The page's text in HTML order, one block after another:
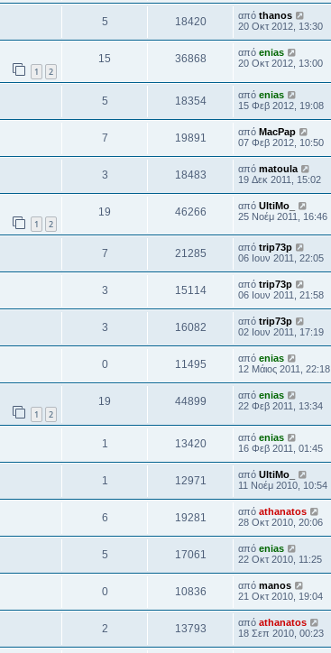
5 18420 από thanos
20 Οκτ 2012, 13:30
1 2
15 36868 από enias
20 Οκτ 2012, 13:00
5 18354 από enias
15 Φεβ 2012, 19:08
7 19891 από MacPap
07 Φεβ 2012, 10:50
3 18483 από matoula
19 Δεκ 2011, 15:02
1 2
19 46266 από UltiMo_
25 Νοέμ 2011, 16:46
7 21285 από trip73p
06 Ιουν 2011, 22:05
3 15114 από trip73p
06 Ιουν 2011, 21:58
3 16082 από trip73p
02 Ιουν 2011, 17:19
0 11495 από enias
12 Μάιος 2011, 22:18
1 2
19 44899 από enias
22 Φεβ 2011, 13:34
1 13420 από enias
16 Φεβ 2011, 01:45
1 12971 από UltiMo_
11 Νοέμ 2010, 10:54
6 19281 από athanatos
28 Οκτ 2010, 20:06
5 17061 από enias
22 Οκτ 2010, 11:25
0 10836 από manos
21 Οκτ 2010, 19:04
2 13793 από athanatos
18 Σεπ 2010, 00:23